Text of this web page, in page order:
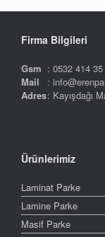
Firma Bilgileri
Gsm : 0532 414
Mail
:
Adres: Kayışdağı
Ürünlerimiz
Laminat Parke
Lamine Parke
Masif Parke